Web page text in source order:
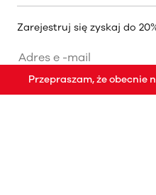
Zarejestruj się zyskaj do
Przepraszam, że obecnie